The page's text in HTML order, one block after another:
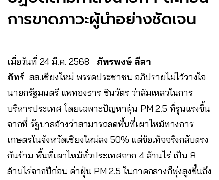
การขาดภาวะผู้นำอย่างชัดเจน​​​​​​​​​​​​​​​​
เมื่อวันที่ 24 มี.ค. 2568 ภัทรพงษ์ ลีลา
ภัทร์ สส.เชียงใหม่ พรรคประชาชน อภิปรายไม่ไว้วางใจ
นายกรัฐมนตรี แพทองธาร ชินวัตร ว่าล้มเหลวในการ
บริหารประเทศ โดยเฉพาะปัญหาฝุ่น PM 2.5 ที่รุนแรงขึ้น
จากที่ รัฐบาลอ้างว่าสามารถลดพื้นที่เผาไหม้ทางการ
เกษตรในจังหวัดเชียงใหม่ลง 50% แต่ข้อเท็จจริงกลับตรง
กันข้าม พื้นที่เผาไหม้ทั่วประเทศจาก 4 ล้านไร่ เป็น 8
ล้านไร่จากปีก่อน ค่าฝุ่น PM 2.5 ในภาคกลางก็พุ่งสูงขึ้นถึง